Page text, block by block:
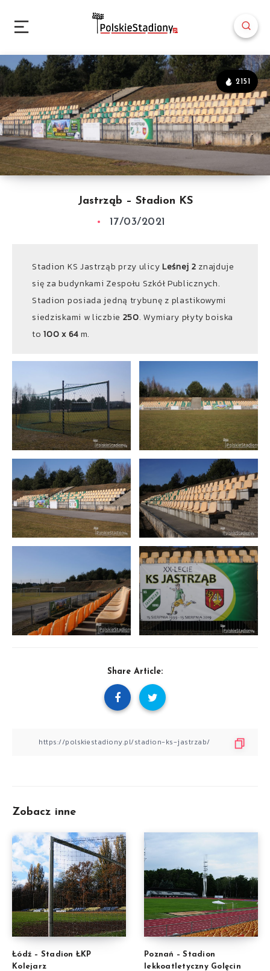
Jastrząb – Stadion KS
2151
17/03/2021
Stadion KS Jastrząb przy ulicyLeśnej 2 znajduje
się za budynkami Zespołu Szkół Publicznych.
Stadion posiada jedną trybunę z plastikowymi
siedziskami w liczbie 250. Wymiary płyty boiska
to100 x 64m.
Share Article:
Zobacz inne
Łódź – Stadion ŁKP
Kolejarz
Poznań – Stadion
lekkoatletyczny Golęcin